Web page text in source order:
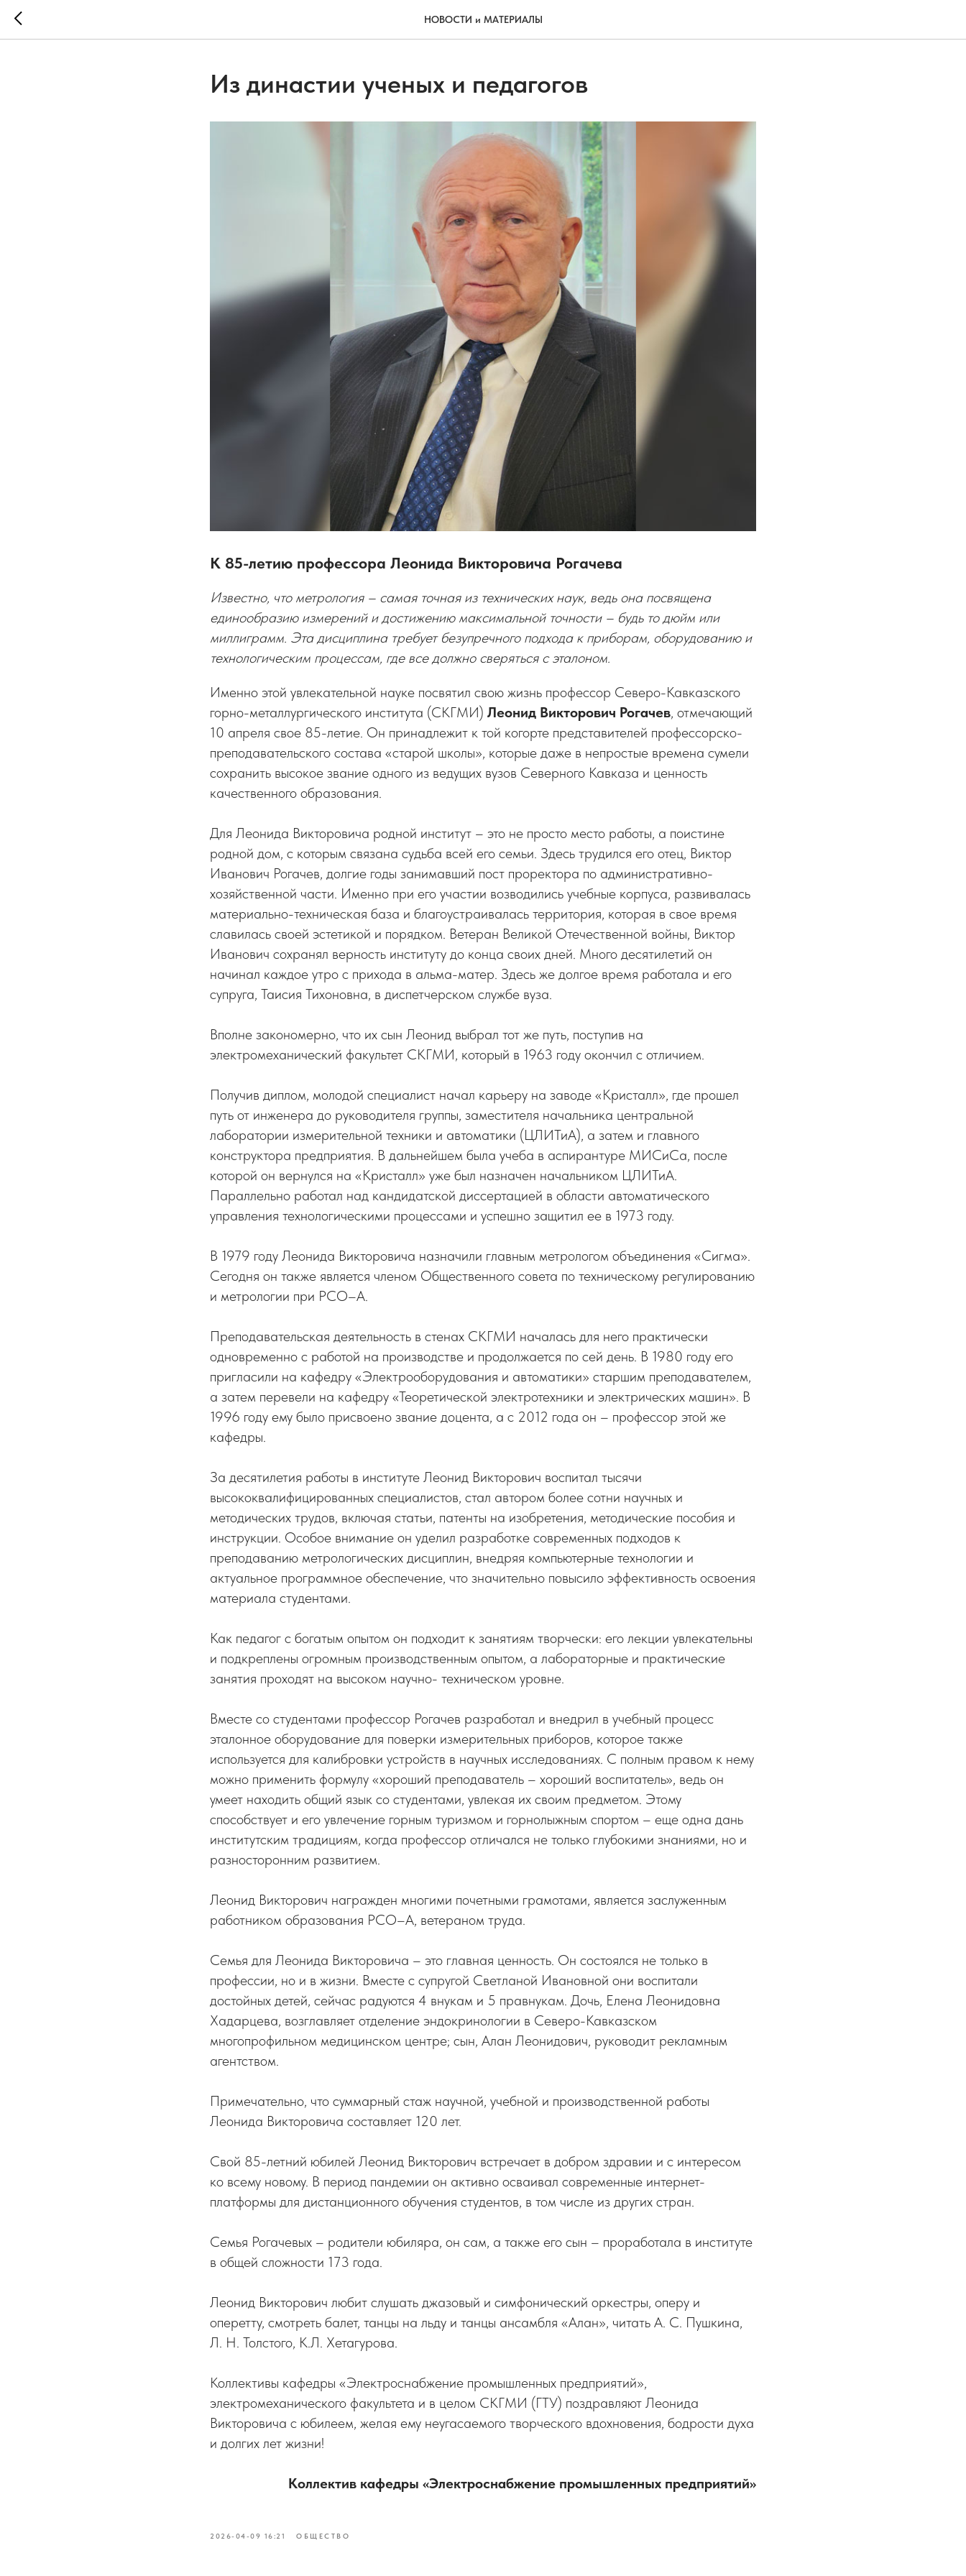
НОВОСТИ и МАТЕРИАЛЫ
Из династии ученых и педагогов
К 85-летию профессора Леонида Викторовича Рогачева
Известно, что метрология – самая точная из технических наук, ведь она посвящена
единообразию измерений и достижению максимальной точности – будь то дюйм или
миллиграмм. Эта дисциплина требует безупречного подхода к приборам, оборудованию и
технологическим процессам, где все должно сверяться с эталоном.
Именно этой увлекательной науке посвятил свою жизнь профессор Северо-Кавказского
горно-металлургического института (СКГМИ) Леонид Викторович Рогачев, отмечающий
10 апреля свое 85-летие. Он принадлежит к той когорте представителей профессорско-
преподавательского состава «старой школы», которые даже в непростые времена сумели
сохранить высокое звание одного из ведущих вузов Северного Кавказа и ценность
качественного образования.
Для Леонида Викторовича родной институт – это не просто место работы, а поистине
родной дом, с которым связана судьба всей его семьи. Здесь трудился его отец, Виктор
Иванович Рогачев, долгие годы занимавший пост проректора по административно-
хозяйственной части. Именно при его участии возводились учебные корпуса, развивалась
материально-техническая база и благоустраивалась территория, которая в свое время
славилась своей эстетикой и порядком. Ветеран Великой Отечественной войны, Виктор
Иванович сохранял верность институту до конца своих дней. Много десятилетий он
начинал каждое утро с прихода в альма-матер. Здесь же долгое время работала и его
супруга, Таисия Тихоновна, в диспетчерском службе вуза.
Вполне закономерно, что их сын Леонид выбрал тот же путь, поступив на
электромеханический факультет СКГМИ, который в 1963 году окончил с отличием.
Получив диплом, молодой специалист начал карьеру на заводе «Кристалл», где прошел
путь от инженера до руководителя группы, заместителя начальника центральной
лаборатории измерительной техники и автоматики (ЦЛИТиА), а затем и главного
конструктора предприятия. В дальнейшем была учеба в аспирантуре МИСиСа, после
которой он вернулся на «Кристалл» уже был назначен начальником ЦЛИТиА.
Параллельно работал над кандидатской диссертацией в области автоматического
управления технологическими процессами и успешно защитил ее в 1973 году.
В 1979 году Леонида Викторовича назначили главным метрологом объединения «Сигма».
Сегодня он также является членом Общественного совета по техническому регулированию
и метрологии при PCО–А.
Преподавательская деятельность в стенах СКГМИ началась для него практически
одновременно с работой на производстве и продолжается по сей день. В 1980 году его
пригласили на кафедру «Электрооборудования и автоматики» старшим преподавателем,
а затем перевели на кафедру «Теоретической электротехники и электрических машин». В
1996 году ему было присвоено звание доцента, а с 2012 года он – профессор этой же
кафедры.
За десятилетия работы в институте Леонид Викторович воспитал тысячи
высококвалифицированных специалистов, стал автором более сотни научных и
методических трудов, включая статьи, патенты на изобретения, методические пособия и
инструкции. Особое внимание он уделил разработке современных подходов к
преподаванию метрологических дисциплин, внедряя компьютерные технологии и
актуальное программное обеспечение, что значительно повысило эффективность освоения
материала студентами.
Как педагог с богатым опытом он подходит к занятиям творчески: его лекции увлекательны
и подкреплены огромным производственным опытом, а лабораторные и практические
занятия проходят на высоком научно- техническом уровне.
Вместе со студентами профессор Рогачев разработал и внедрил в учебный процесс
эталонное оборудование для поверки измерительных приборов, которое также
используется для калибровки устройств в научных исследованиях. С полным правом к нему
можно применить формулу «хороший преподаватель – хороший воспитатель», ведь он
умеет находить общий язык со студентами, увлекая их своим предметом. Этому
способствует и его увлечение горным туризмом и горнолыжным спортом – еще одна дань
институтским традициям, когда профессор отличался не только глубокими знаниями, но и
разносторонним развитием.
Леонид Викторович награжден многими почетными грамотами, является заслуженным
работником образования РСО–А, ветераном труда.
Семья для Леонида Викторовича – это главная ценность. Он состоялся не только в
профессии, но и в жизни. Вместе с супругой Светланой Ивановной они воспитали
достойных детей, сейчас радуются 4 внукам и 5 правнукам. Дочь, Елена Леонидовна
Хадарцева, возглавляет отделение эндокринологии в Северо-Кавказском
многопрофильном медицинском центре; сын, Алан Леонидович, руководит рекламным
агентством.
Примечательно, что суммарный стаж научной, учебной и производственной работы
Леонида Викторовича составляет 120 лет.
Свой 85-летний юбилей Леонид Викторович встречает в добром здравии и с интересом
ко всему новому. В период пандемии он активно осваивал современные интернет-
платформы для дистанционного обучения студентов, в том числе из других стран.
Семья Рогачевых – родители юбиляра, он сам, а также его сын – проработала в институте
в общей сложности 173 года.
Леонид Викторович любит слушать джазовый и симфонический оркестры, оперу и
оперетту, смотреть балет, танцы на льду и танцы ансамбля «Алан», читать А. С. Пушкина,
Л. Н. Толстого, K.Л. Хетагурова.
Коллективы кафедры «Электроснабжение промышленных предприятий»,
электромеханического факультета и в целом СКГМИ (ГТУ) поздравляют Леонида
Викторовича с юбилеем, желая ему неугасаемого творческого вдохновения, бодрости духа
и долгих лет жизни!
Коллектив кафедры «Электроснабжение промышленных предприятий»
2026-04-09 16:21 ОБЩЕСТВО